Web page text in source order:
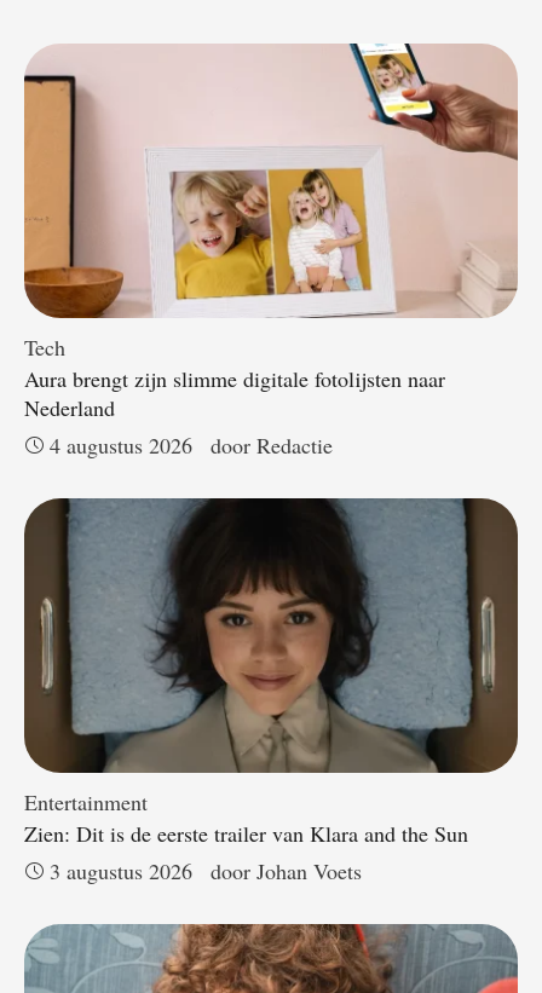
Tech
Aura brengt zijn slimme digitale fotolijsten naar
Nederland
4 augustus 2026
door Redactie
Entertainment
Zien: Dit is de eerste trailer van Klara and the Sun
3 augustus 2026
door Johan Voets